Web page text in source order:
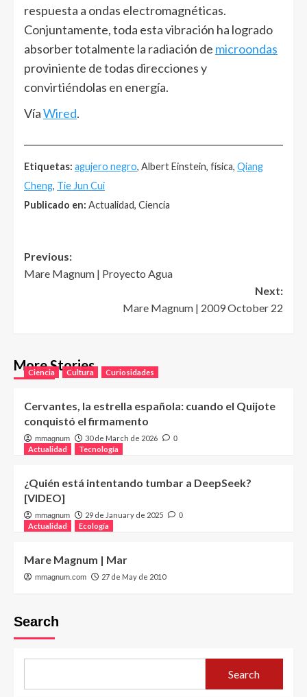
respuesta a ondas electromagnéticas.
Conjuntamente, toda esta vibración ha logrado
absorber totalmente la radiación de microondas
proviniente de todas direcciones y
convirtiéndolas en energía.
VíaWired.
Etiquetas: agujero negro, Albert Einstein, física, Qiang
Cheng, Tie Jun Cui
Publicado en: Actualidad, Ciencia
Post
navigation
Previous:
Mare Magnum | Proyecto Agua
Next:
Mare Magnum | 2009 October 22
More Stories
Ciencia Cultura Curiosidades
Cervantes, la estrella española: cuando el Quijote
conquistó el firmamento
mmagnum 30 de March de 2026 0
Actualidad Tecnología
¿Quién está intentando tumbar a DeepSeek?
[VIDEO]
mmagnum 29 de January de 2025 0
Actualidad Ecología
Mare Magnum | Mar
mmagnum.com 27 de May de 2010
Search
Search